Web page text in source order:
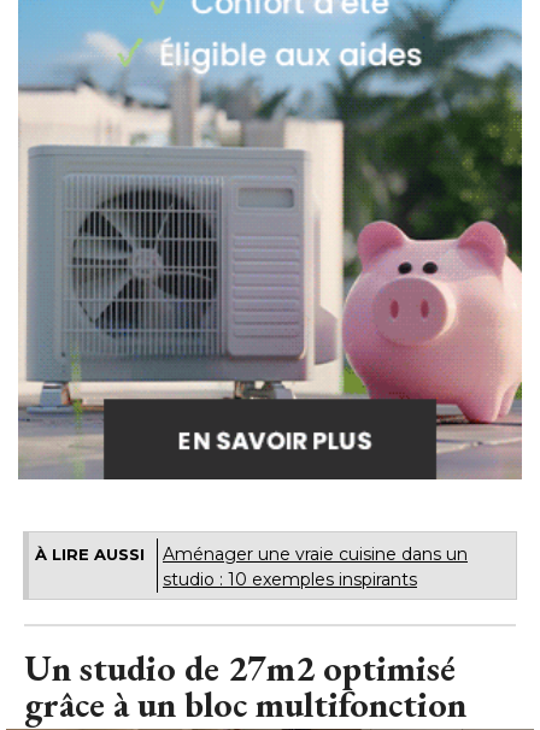
À LIRE AUSSI
Aménager une vraie cuisine dans un
studio : 10 exemples inspirants
Un studio de 27m2 optimisé
grâce à un bloc multifonction